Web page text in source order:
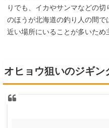
りでも、イカやサンマなどの
のほうが北海道の釣り人の間
近い場所にいることが多いため
オヒョウ狙いのジギン